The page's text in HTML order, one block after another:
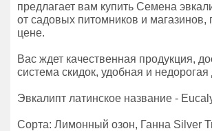
предлагает вам купить Семена
от садовых питомников и магазинов,
цене.
Вас ждет качественная продукция,
система скидок, удобная и недорогая
Эвкалипт латинское название -
Сорта: Лимонный озон, Ганна Silver